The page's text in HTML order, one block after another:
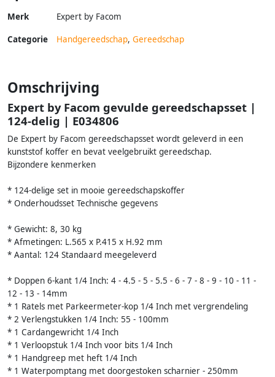
Merk Expert by Facom
Categorie Handgereedschap, Gereedschap
Omschrijving
Expert by Facom gevulde gereedschapsset |
124-delig | E034806
De Expert by Facom gereedschapsset wordt geleverd in een
kunststof koffer en bevat veelgebruikt gereedschap.
Bijzondere kenmerken
* 124-delige set in mooie gereedschapskoffer
* Onderhoudsset Technische gegevens
* Gewicht: 8, 30 kg
* Afmetingen: L.565 x P.415 x H.92 mm
* Aantal: 124 Standaard meegeleverd
* Doppen 6-kant 1/4 Inch: 4 - 4.5 - 5 - 5.5 - 6 - 7 - 8 - 9 - 10 - 11 -
12 - 13 - 14mm
* 1 Ratels met Parkeermeter-kop 1/4 Inch met vergrendeling
* 2 Verlengstukken 1/4 Inch: 55 - 100mm
* 1 Cardangewricht 1/4 Inch
* 1 Verloopstuk 1/4 Inch voor bits 1/4 Inch
* 1 Handgreep met heft 1/4 Inch
* 1 Waterpomptang met doorgestoken scharnier - 250mm